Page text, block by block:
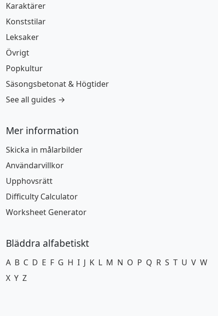
Karaktärer
Konststilar
Leksaker
Övrigt
Popkultur
Säsongsbetonat & Högtider
See all guides →
Mer information
Skicka in målarbilder
Användarvillkor
Upphovsrätt
Difficulty Calculator
Worksheet Generator
Bläddra alfabetiskt
A B C D E F G H I J K L M N O P Q R S T U V W
X Y Z